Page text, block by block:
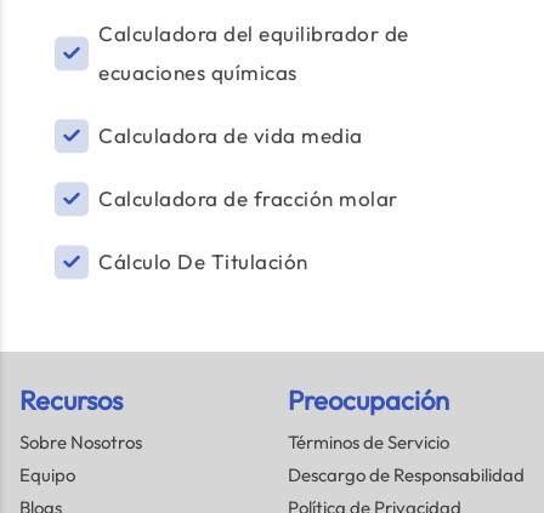
Calculadora del equilibrador de
ecuaciones químicas
Calculadora de vida media
Calculadora de fracción molar
Cálculo De Titulación
Recursos
Sobre Nosotros
Equipo
Blogs
Preocupación
Términos de Servicio
Descargo de Responsabilidad
Política de Privacidad